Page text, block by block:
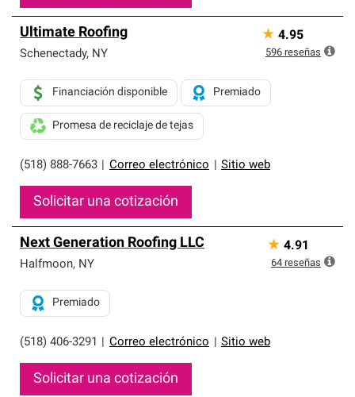
Ultimate Roofing
Schenectady, NY
(518) 888-7663 Correo electrónico Sitio web
Financiación disponible Premiado
Promesa de reciclaje de tejas
Solicitar una cotización
★ 4.95
596 reseñas
Next Generation Roofing LLC
Halfmoon, NY
(518) 406-3291 Correo electrónico Sitio web
Premiado
Solicitar una cotización
★ 4.91
64 reseñas